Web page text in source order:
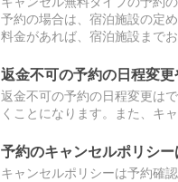
予約の場合は、宿泊施設の定
料金があれば、宿泊施設までお
返金不可の予約の日程変
返金不可の予約の日程変更は
くことになります。また、キ
予約のキャンセルポリシ
キャンセルポリシーは予約確